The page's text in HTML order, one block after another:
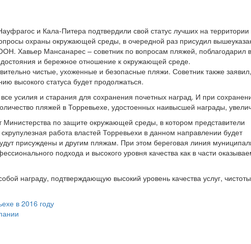
и Кала-Питера подтвердили свой статус лучших на территории
охраны окружающей среды, в очередной раз присудил
Хавьер Мансанарес – советник по вопросам пляжей, поблагодарил
и бережное отношение к окружающей среде.
чистые, ухоженные и безопасные пляжи. Советник также
высокого статуса будет продолжаться.
усилия и старания для сохранения почетных наград. И при
пляжей в Торревьехе, удостоенных наивысшей награды,
Министерства по защите окружающей среды, в котором представители
работа властей Торревьехи в данном направлении будет
присуждены и другим пляжам. При этом береговая линия
подхода и высокого уровня качества как в части
награду, подтверждающую высокий уровень качества услуг,
в 2016 году